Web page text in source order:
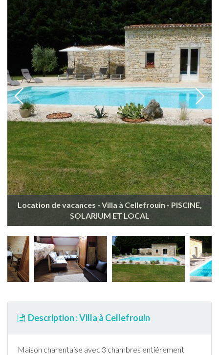
Location de vacances - Villa à Cellefrouin - PISCINE,
SOLARIUM ET LOCAL
Description : Villa à Cellefrouin
Maison charentaise avec 3 chambres entiérement